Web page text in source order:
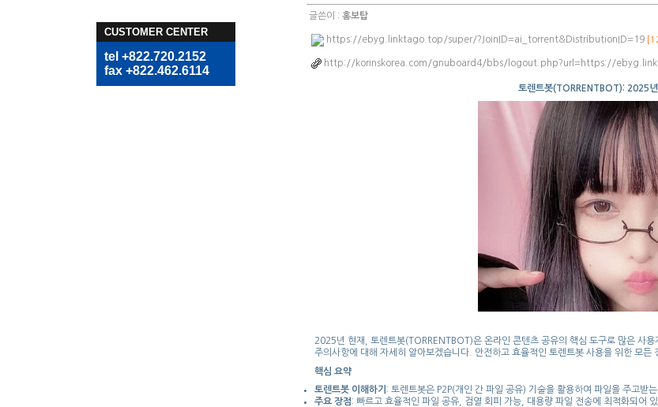
CUSTOMER CENTER
tel +822.720.2152
fax +822.462.6114
글쓴이 : 홍보탑
https://ebyg.linktago.top/super/?JoinID=ai_torrent&DistributionID=19
http://korinskorea.com/gnuboard4/bbs/logout.php?url=https://
토렌트봇(TORRENTBOT): 2025
2025년 현재, 토렌트봇(TORRENTBOT)은 온라인 콘텐츠 공유의 핵심 도구로 많은 사
주의사항에 대해 자세히 알아보겠습니다. 안전하고 효율적인 토렌트봇 사용을 위한 모든
핵심 요약
토렌트봇 이해하기 : 토렌트봇은 P2P(개인 간 파일 공유) 기술을 활용하여 파일을 주고받
주요 장점: 빠르고 효율적인 파일 공유, 검열 회피 가능, 대용량 파일 전송에 최적화되어 있